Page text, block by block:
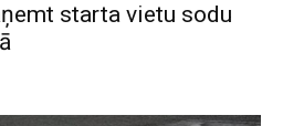
starta vietu sodu